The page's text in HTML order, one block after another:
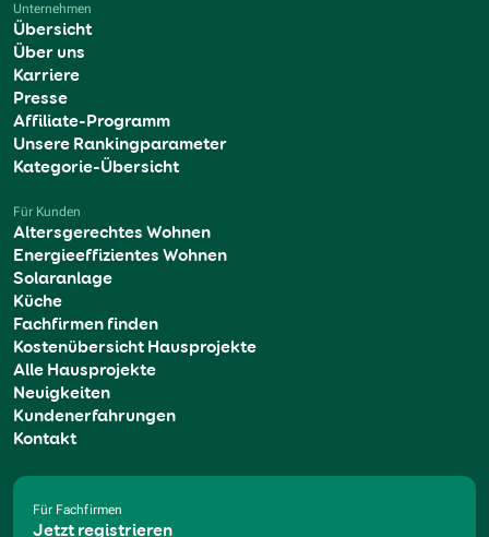
Unternehmen
Übersicht
Über uns
Karriere
Presse
Affiliate-Programm
Unsere Rankingparameter
Kategorie-Übersicht
Für Kunden
Altersgerechtes Wohnen
Energieeffizientes Wohnen
Solaranlage
Küche
Fachfirmen finden
Kostenübersicht Hausprojekte
Alle Hausprojekte
Neuigkeiten
Kundenerfahrungen
Kontakt
Für Fachfirmen
Jetzt registrieren